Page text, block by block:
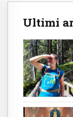
Ultimi